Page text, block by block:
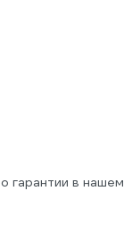
гарантии в нашем